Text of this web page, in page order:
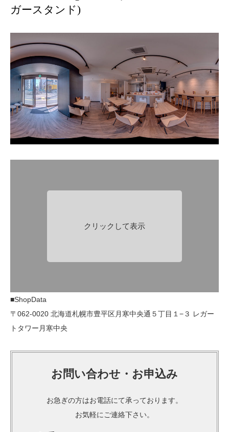
ガースタンド)
クリックして表示
■ShopData
〒062-0020 北海道札幌市豊平区月寒中央通５丁目１−３ レガー
トタワー月寒中央
お問い合わせ・お申込み
お急ぎの方はお電話にて承っております。
お気軽にご連絡下さい。